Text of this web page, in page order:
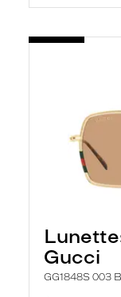
Gucci
GG1848S 003